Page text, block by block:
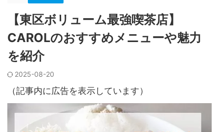
【東区ボリューム最強喫茶店】
CAROLのおすすめメニューや魅力
を紹介
2025-08-20
（記事内に広告を表示しています）